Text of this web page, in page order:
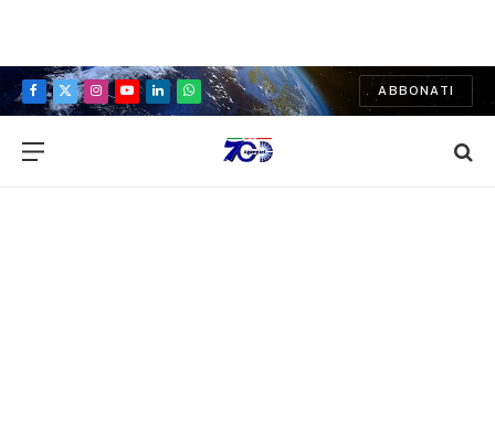
Facebook
X
Instagram
YouTubeLinkedInWhatsApp
ABBONATI